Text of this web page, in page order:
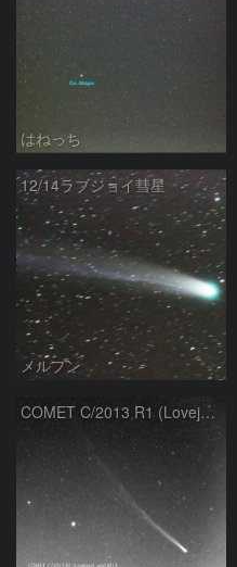
はねっち
12/14ラブジョイ彗星
メルプン
COMET C/2013 R1 (Lovejoy) and M13